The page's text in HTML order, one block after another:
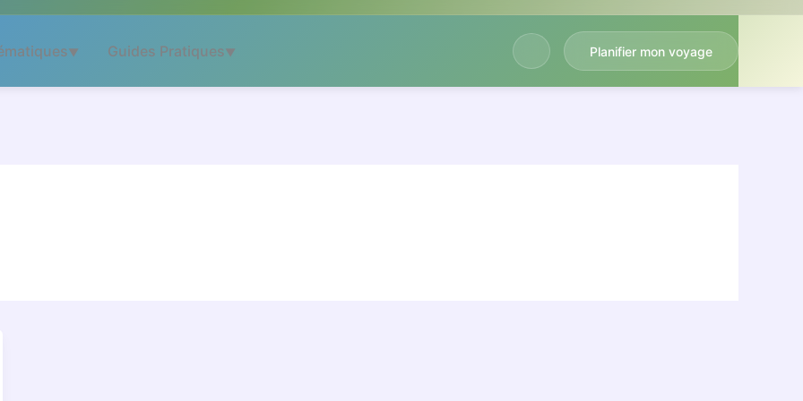
▼ Guides Pratiques ▼ Planifier mon voyage